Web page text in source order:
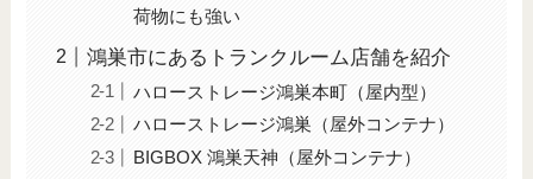
荷物にも強い
鴻巣市にあるトランクルーム店舗を紹介
ハローストレージ鴻巣本町（屋内型）
ハローストレージ鴻巣（屋外コンテナ）
BIGBOX 鴻巣天神（屋外コンテナ）